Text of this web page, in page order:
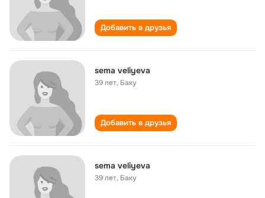
Добавить в друзья
sema veliyeva
39 лет, Баку
Добавить в друзья
sema veliyeva
39 лет, Баку